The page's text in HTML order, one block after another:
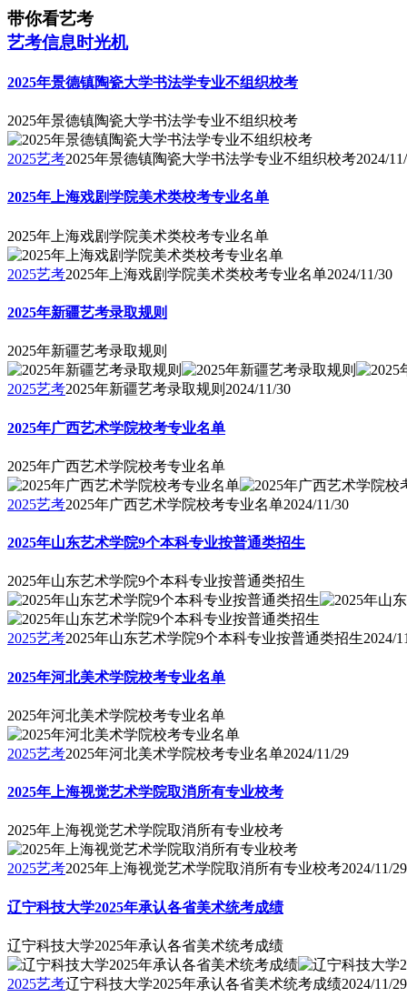
带你看艺考
艺考信息时光机
2025年景德镇陶瓷大学书法学专业不组织校考
2025年景德镇陶瓷大学书法学专业不组织校考
2025艺考2025年景德镇陶瓷大学书法学专业不组织校考2024/
2025年上海戏剧学院美术类校考专业名单
2025年上海戏剧学院美术类校考专业名单
2025艺考2025年上海戏剧学院美术类校考专业名单2024/11/30
2025年新疆艺考录取规则
2025年新疆艺考录取规则
2025艺考2025年新疆艺考录取规则 2024/11/30
2025年广西艺术学院校考专业名单
2025年广西艺术学院校考专业名单
2025艺考2025年广西艺术学院校考专业名单2024/11/30
2025年山东艺术学院9个本科专业按普通类招生
2025年山东艺术学院9个本科专业按普通类招生
2025艺考2025年山东艺术学院9个本科专业按普通类招生2024/
2025年河北美术学院校考专业名单
2025年河北美术学院校考专业名单
2025艺考2025年河北美术学院校考专业名单2024/11/29
2025年上海视觉艺术学院取消所有专业校考
2025年上海视觉艺术学院取消所有专业校考
2025艺考2025年上海视觉艺术学院取消所有专业校考2024/11/29
辽宁科技大学2025年承认各省美术统考成绩
辽宁科技大学2025年承认各省美术统考成绩
2025艺考辽宁科技大学2025年承认各省美术统考成绩2024/11/29